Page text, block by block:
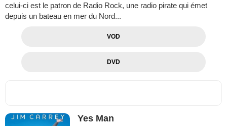
celui-ci est le patron de Radio Rock, une radio pirate qui émet
depuis un bateau en mer du Nord...
VOD
DVD
Yes Man